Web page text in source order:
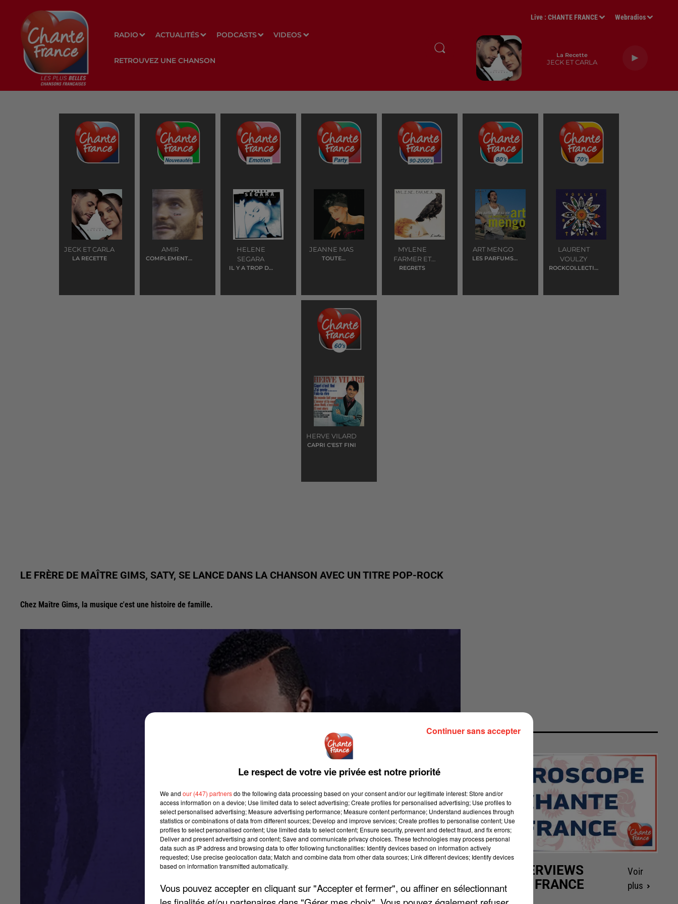
RADIO ACTUALITÉS PODCASTS VIDEOS
RETROUVEZ UNE CHANSON
Live :CHANTE FRANCE Webradios
La Recette
JECK ET CARLA
JECK ET CARLA
LA RECETTE
AMIR
COMPLEMENTAI
HELENE
SEGARA
IL Y A TROP DE
JEANNE MAS
TOUTE
MYLENE
FARMER ET
JEAN LOUIS
REGRETS
ART MENGO
LES PARFUMS
LAURENT
VOULZY
ROCKCOLLECTIO
HERVE VILARD
CAPRI C'EST FINI
LE FRÈRE DE MAÎTRE GIMS, SATY, SE LANCE DANS LA CHANSON AVEC UN TITRE POP-ROCK
Chez Maître Gims, la musique c'est une histoire de famille.
LES INTERVIEWS
CHANTE FRANCE
Voir
plus
Le respect de votre vie privée est notre priorité
We and our (447) partnersdo the following data processing based on your consent and/or our legitimate interest: Store and/or
access information on a device; Use limited data to select advertising; Create profiles for personalised advertising; Use profiles to
select personalised advertising; Measure advertising performance; Measure content performance; Understand audiences through
statistics or combinations of data from different sources; Develop and improve services; Create profiles to personalise content; Use
profiles to select personalised content; Use limited data to select content; Ensure security, prevent and detect fraud, and fix errors;
Deliver and present advertising and content; Save and communicate privacy choices. These technologies may process personal
data such as IP address and browsing data to offer following functionalities: Identify devices based on information actively
requested; Use precise geolocation data; Match and combine data from other data sources; Link different devices; Identify devices
based on information transmitted automatically.
Vous pouvez accepter en cliquant sur "Accepter et fermer", ou affiner en sélectionnant
Continuer sans accepter